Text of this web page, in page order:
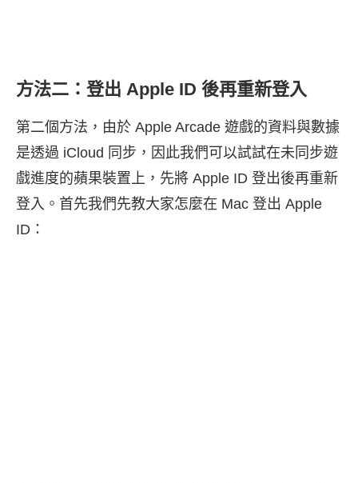
方法二：登出 Apple ID 後再重新登入
第二個方法，由於 Apple Arcade 遊戲的資料與數據
是透過 iCloud 同步，因此我們可以試試在未同步遊
戲進度的蘋果裝置上，先將 Apple ID 登出後再重新
登入。首先我們先教大家怎麼在 Mac 登出 Apple
ID：